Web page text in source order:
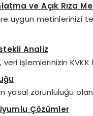
ve Açık Rıza
uygun metinlerinizi
Analiz
veri işlemlerinizin
yasal zorunluluğu
Çözümler